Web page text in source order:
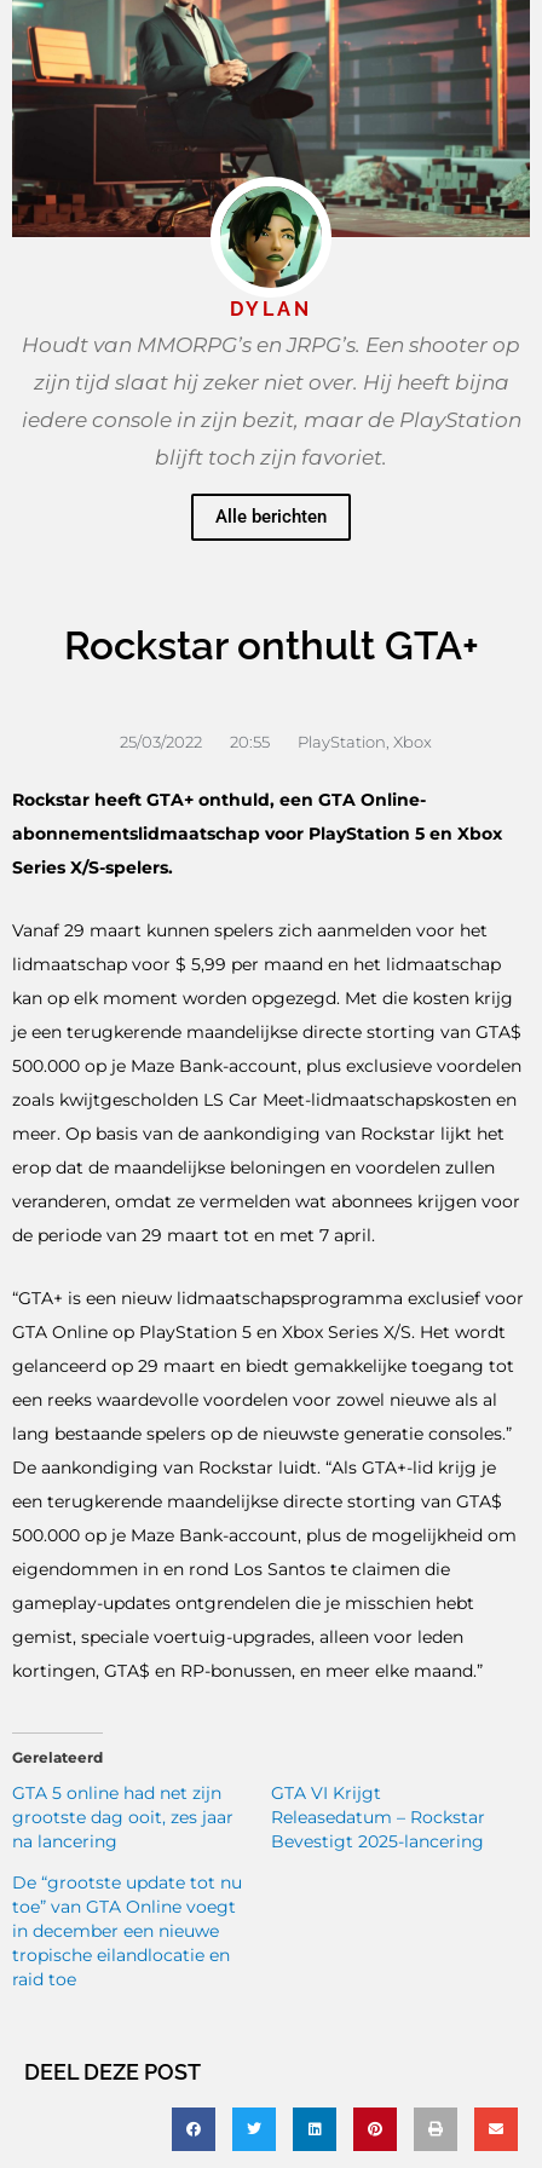
DYLAN
Houdt van MMORPG’s en JRPG’s. Een shooter op
zijn tijd slaat hij zeker niet over. Hij heeft bijna
iedere console in zijn bezit, maar de PlayStation
blijft toch zijn favoriet.
Alle berichten
Rockstar onthult GTA+
25/03/2022 20:55 PlayStation Xbox
Rockstar heeft GTA+ onthuld, een GTA Online-
abonnementslidmaatschap voor PlayStation 5 en Xbox
Series X/S-spelers.
Vanaf 29 maart kunnen spelers zich aanmelden voor het
lidmaatschap voor $ 5,99 per maand en het lidmaatschap
kan op elk moment worden opgezegd. Met die kosten krijg
je een terugkerende maandelijkse directe storting van GTA$
500.000 op je Maze Bank-account, plus exclusieve voordelen
zoals kwijtgescholden LS Car Meet-lidmaatschapskosten en
meer. Op basis van de aankondiging van Rockstar lijkt het
erop dat de maandelijkse beloningen en voordelen zullen
veranderen, omdat ze vermelden wat abonnees krijgen voor
de periode van 29 maart tot en met 7 april.
“GTA+ is een nieuw lidmaatschapsprogramma exclusief voor
GTA Online op PlayStation 5 en Xbox Series X/S. Het wordt
gelanceerd op 29 maart en biedt gemakkelijke toegang tot
een reeks waardevolle voordelen voor zowel nieuwe als al
lang bestaande spelers op de nieuwste generatie consoles.”
De aankondiging van Rockstar luidt. “Als GTA+-lid krijg je
een terugkerende maandelijkse directe storting van GTA$
500.000 op je Maze Bank-account, plus de mogelijkheid om
eigendommen in en rond Los Santos te claimen die
gameplay-updates ontgrendelen die je misschien hebt
gemist, speciale voertuig-upgrades, alleen voor leden
kortingen, GTA$ en RP-bonussen, en meer elke maand.”
Gerelateerd
GTA 5 online had net zijn
grootste dag ooit, zes jaar
na lancering
GTA VI Krijgt
Releasedatum – Rockstar
Bevestigt 2025-lancering
De “grootste update tot nu
toe” van GTA Online voegt
in december een nieuwe
tropische eilandlocatie en
raid toe
DEEL DEZE POST